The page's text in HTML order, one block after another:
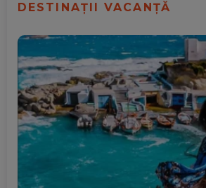
DESTINAȚII VACANȚĂ